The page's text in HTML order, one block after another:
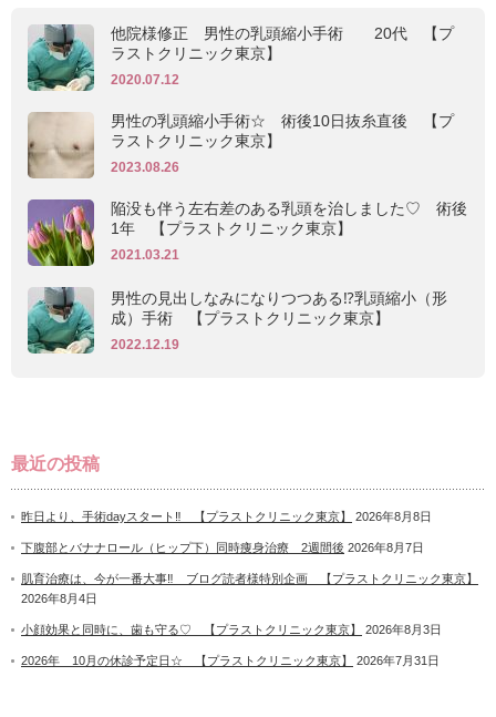
他院様修正 男性の乳頭縮小手術 20代 【プ
ラストクリニック東京】
2020.07.12
男性の乳頭縮小手術☆ 術後10日抜糸直後 【プ
ラストクリニック東京】
2023.08.26
陥没も伴う左右差のある乳頭を治しました♡ 術後
1年 【プラストクリニック東京】
2021.03.21
男性の見出しなみになりつつある⁉乳頭縮小（形
成）手術 【プラストクリニック東京】
2022.12.19
最近の投稿
昨日より、手術dayスタート‼ 【プラストクリニック東京】 2026年8月8日
下腹部とバナナロール（ヒップ下）同時痩身治療 2週間後 2026年8月7日
肌育治療は、今が一番大事‼ ブログ読者様特別企画 【プラストクリニック東京】
2026年8月4日
小顔効果と同時に、歯も守る♡ 【プラストクリニック東京】 2026年8月3日
2026年 10月の休診予定日☆ 【プラストクリニック東京】 2026年7月31日